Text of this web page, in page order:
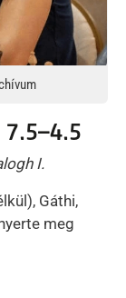
I.
Gáthi,
meg